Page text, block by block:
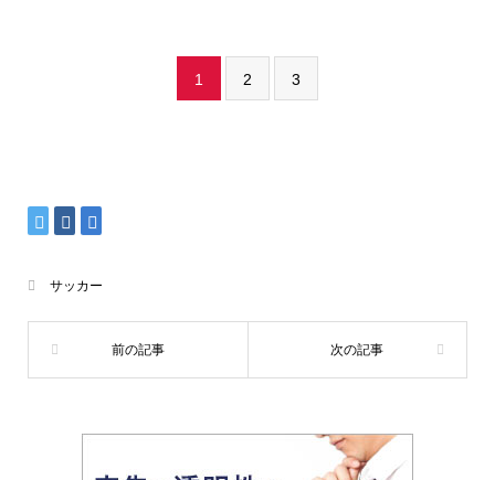
1 2 3
サッカー